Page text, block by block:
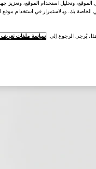
وتحليل استخدام الموقع، وتعزيز
بك. وبالاستمرار في استخدام موقع
يُرجى الرجوع إلى سياسة ملفات تعريف